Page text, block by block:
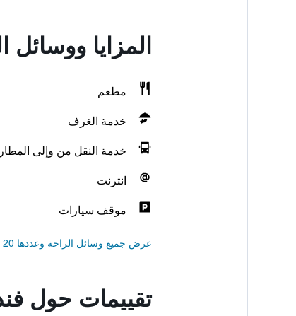
المزايا ووسائل
مطعم
خدمة الغرف
خدمة النقل من وإلى المطار
انترنت
موقف سيارات
عرض جميع وسائل الراحة وعددها 20
تقييمات حول